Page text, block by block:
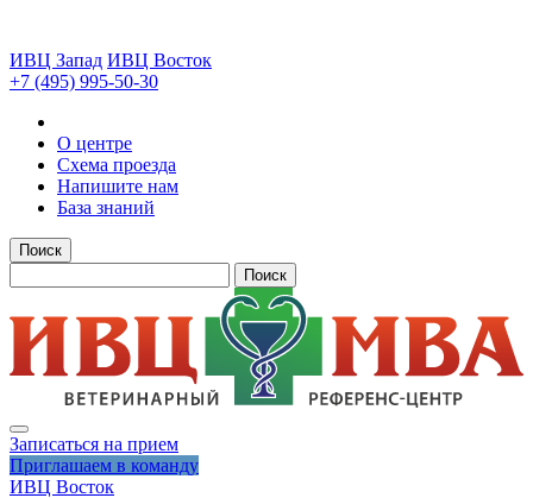
ИВЦ Запад ИВЦ Восток
+7 (495) 995-50-30
О центре
Схема проезда
Напишите нам
База знаний
Поиск
Поиск
Записаться на прием
Приглашаем в команду
ИВЦ Восток